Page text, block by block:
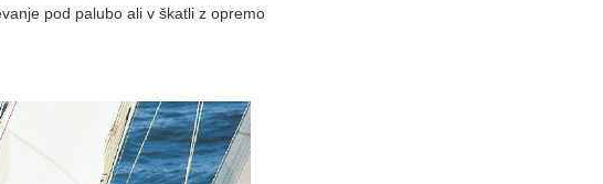
pod palubo ali v škatli z opremo